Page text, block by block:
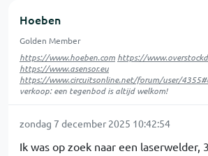
Hoeben
Golden Member
https://www.hoeben.com https://
https://www.asensor.eu
https://www.circuitsonline.net/forum/user/
verkoop: een tegenbod is altijd welkom!
zondag 7 december 2025 10:42:54
Ik was op zoek naar een laserwelder,